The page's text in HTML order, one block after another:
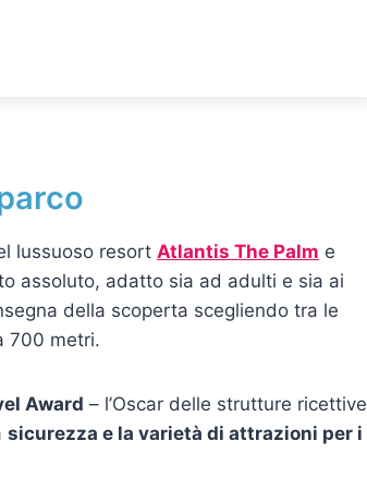
lussuoso resort Atlantis The Palm e
assoluto, adatto sia ad adulti e sia ai
della scoperta scegliendo tra le
700 metri.
Award – l’Oscar delle strutture ricettive
sicurezza e la varietà di attrazioni per i